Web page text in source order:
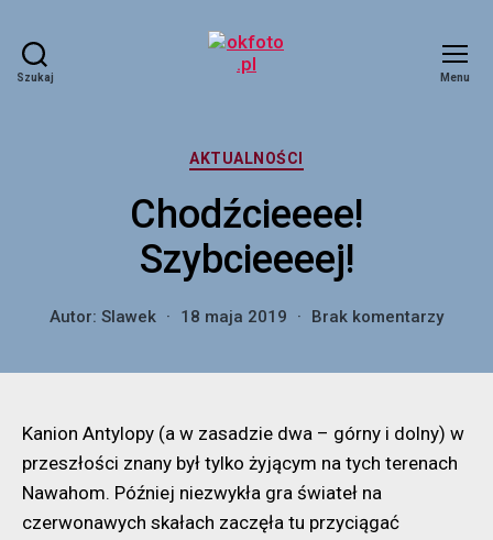
Szukaj Menu
Kategorie
AKTUALNOŚCI
Chodźcieeee!
Szybcieeeej!
Autor: Slawek 18 maja 2019 Brak komentarzydo
Kanion Antylopy (a w zasadzie dwa – górny i dolny) w
przeszłości znany był tylko żyjącym na tych terenach
Nawahom. Później niezwykła gra świateł na
czerwonawych skałach zaczęła tu przyciągać